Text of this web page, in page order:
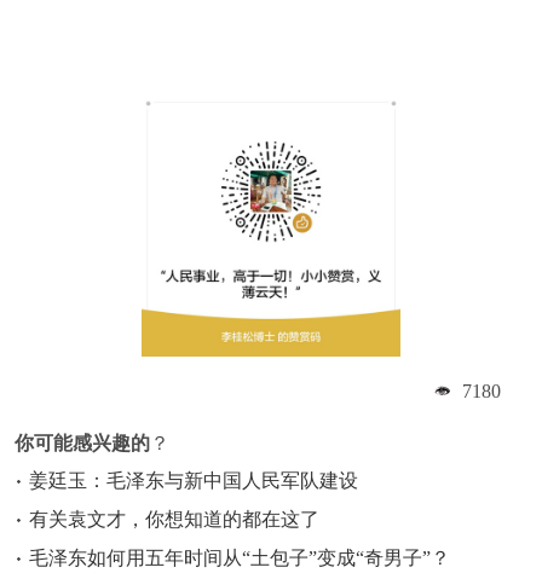
7180
你可能感兴趣的 ？
姜廷玉：毛泽东与新中国人民军队建设
有关袁文才，你想知道的都在这了
毛泽东如何用五年时间从“土包子”变成“奇男子”？